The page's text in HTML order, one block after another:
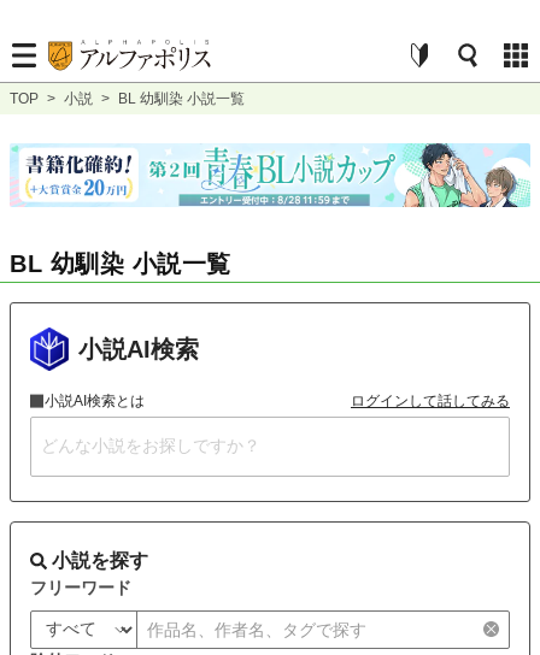
TOP > 小説 > BL 幼馴染 小説一覧
BL 幼馴染 小説一覧
小説AI検索
小説AI検索とは ログインして話してみる
小説を探す
フリーワード